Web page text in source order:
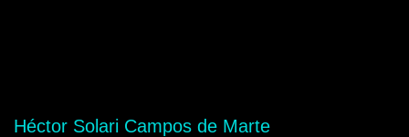
Héctor Solari Campos de Marte